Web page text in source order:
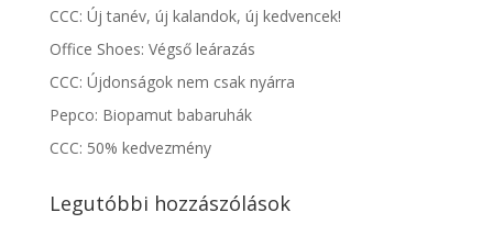
CCC: Új tanév, új kalandok, új kedvencek!
Office Shoes: Végső leárazás
CCC: Újdonságok nem csak nyárra
Pepco: Biopamut babaruhák
CCC: 50% kedvezmény
Legutóbbi hozzászólások